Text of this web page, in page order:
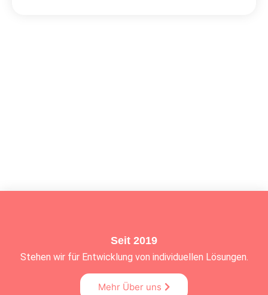
Seit 2019
Stehen wir für Entwicklung von individuellen Lösungen.
Mehr Über uns